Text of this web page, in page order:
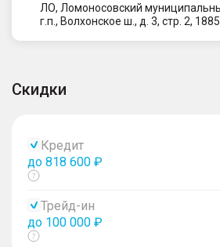
ЛО, Ломоносовский
г.п., Волхонское ш., д. 3, стр. 2,
Скидки
Кредит
до 818 600 ₽
Показать
Трейд-ин
до 100 000 ₽
Показать